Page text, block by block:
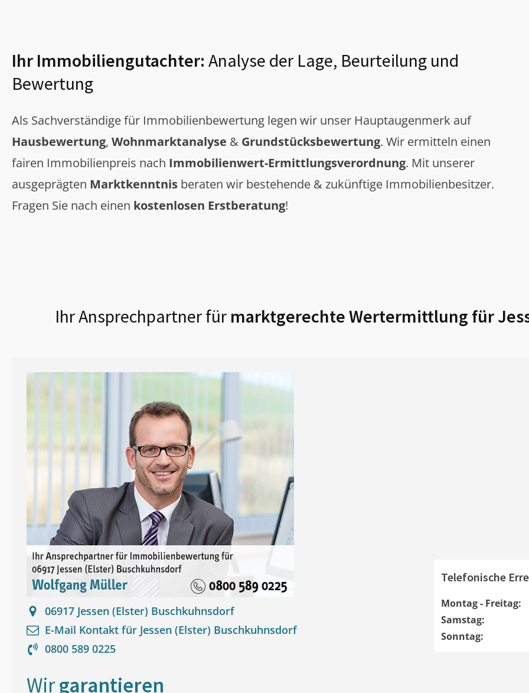
Ihr Immobiliengutachter: Analyse der Lage, Beurteilung und
Bewertung
Als Sachverständige für Immobilienbewertung legen wir unser Hauptaugenmerk auf
Hausbewertung, Wohnmarktanalyse & Grundstücksbewertung. Wir ermitteln einen
fairen Immobilienpreis nach Immobilienwert-Ermittlungsverordnung. Mit unserer
ausgeprägten Marktkenntnis beraten wir bestehende & zukünftige Immobilienbesitzer.
Fragen Sie nach einen kostenlosen Erstberatung!
Ihr Ansprechpartner für marktgerechte Wertermittlung für
06917 Jessen (Elster) Buschkuhnsdorf
E-Mail Kontakt für Jessen (Elster) Buschkuhnsdorf
0800 589 0225
Telefonische
Montag - Freitag:
Samstag:
Sonntag:
Wirgarantieren